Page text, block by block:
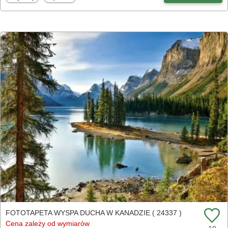
FOTOTAPETA WYSPA DUCHA W KANADZIE ( 24337 )
Cena zależy od wymiarów